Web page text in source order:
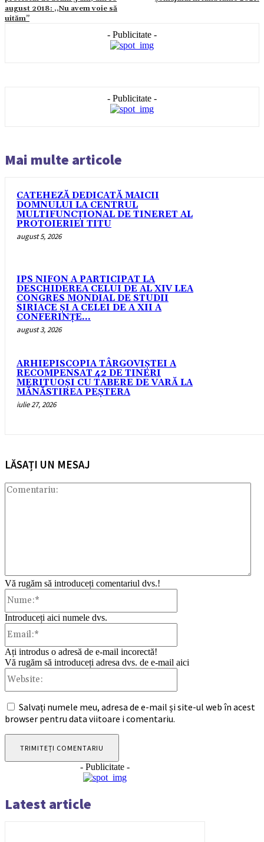
august 2018: ,,Nu avem voie să
uităm’’
- Publicitate -
- Publicitate -
Mai multe articole
CATEHEZĂ DEDICATĂ MAICII
DOMNULUI LA CENTRUL
MULTIFUNCȚIONAL DE TINERET AL
PROTOIERIEI TITU
august 5, 2026
IPS NIFON A PARTICIPAT LA
DESCHIDEREA CELUI DE AL XIV LEA
CONGRES MONDIAL DE STUDII
SIRIACE ȘI A CELEI DE A XII A
CONFERINȚE...
august 3, 2026
ARHIEPISCOPIA TÂRGOVIȘTEI A
RECOMPENSAT 42 DE TINERI
MERITUOȘI CU TABERE DE VARĂ LA
MĂNĂSTIREA PEȘTERA
iulie 27, 2026
LĂSAȚI UN MESAJ
Vă rugăm să introduceți comentariul dvs.!
Introduceți aici numele dvs.
Ați introdus o adresă de e-mail incorectă!
Vă rugăm să introduceți adresa dvs. de e-mail aici
Salvați numele meu, adresa de e-mail și site-ul web în acest
browser pentru data viitoare i comentariu.
- Publicitate -
Latest article